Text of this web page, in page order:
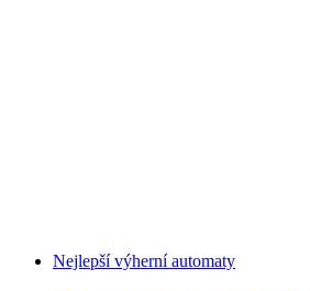
Nejlepší výherní automaty